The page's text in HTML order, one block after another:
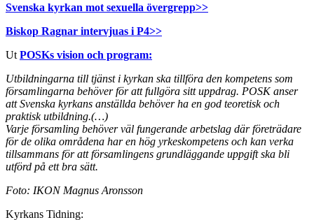
Svenska kyrkan mot sexuella övergrepp>>
Biskop Ragnar intervjuas i P4>>
Ut POSKs vision och program:
Utbildningarna till tjänst i kyrkan ska tillföra den kompetens som
församlingarna behöver för att fullgöra sitt uppdrag. POSK anser
attSvenska kyrkans anställda behöver ha en god teoretisk och
praktiskutbildning.(…)
Varje församling behöver väl fungerande arbetslag där företrädare
för de olika områdena har en hög yrkeskompetens och kan verka
tillsammans för att församlingens grundläggande uppgift ska bli
utförd på ett bra sätt.
Foto: IKON Magnus Aronsson
Kyrkans Tidning: